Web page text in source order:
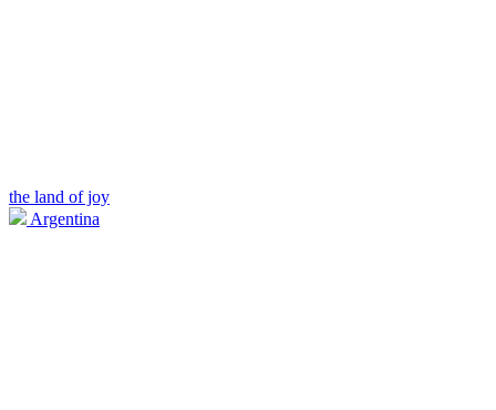
the land of joy
Argentina